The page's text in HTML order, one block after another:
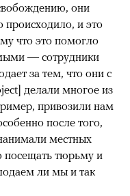
они
происходило, и это
что это помогло
— сотрудники
за тем, что они с
делали многое из
привозили нам
после того,
местных
посещать тюрьму и
ли мы и так